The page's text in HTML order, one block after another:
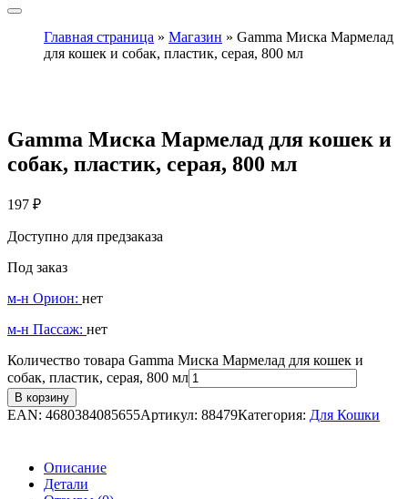
Главная страница » Магазин » Gamma Миска Мармелад
для кошек и собак, пластик, серая, 800 мл
Gamma Миска Мармелад для кошек и
собак, пластик, серая, 800 мл
197 ₽
Доступно для предзаказа
Под заказ
м-н Орион: нет
м-н Пассаж: нет
Количество товара Gamma Миска Мармелад для кошек и
собак, пластик, серая, 800 мл
В корзину
EAN: 4680384085655Артикул: 88479Категория: Для Кошки
Описание
Детали